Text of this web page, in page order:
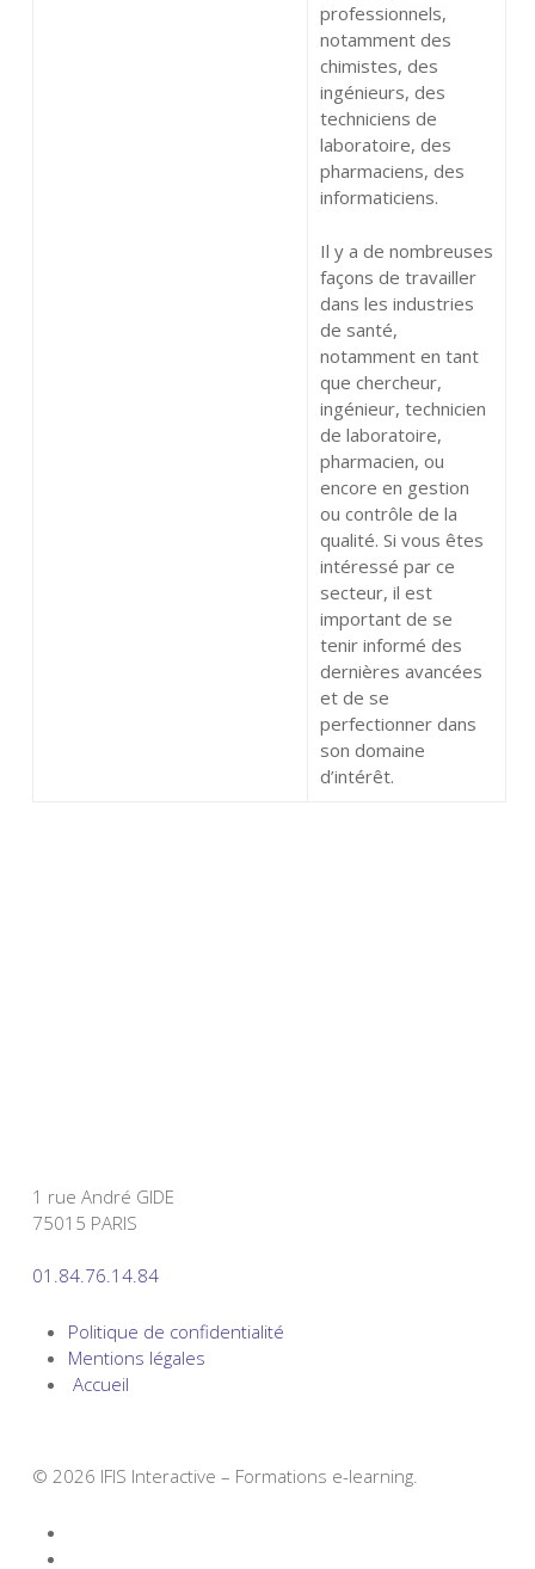
professionnels,
notamment des
chimistes, des
ingénieurs, des
techniciens de
laboratoire, des
pharmaciens, des
informaticiens.
Il y a de nombreuses
façons de travailler
dans les industries
de santé,
notamment en tant
que chercheur,
ingénieur, technicien
de laboratoire,
pharmacien, ou
encore en gestion
ou contrôle de la
qualité. Si vous êtes
intéressé par ce
secteur, il est
important de se
tenir informé des
dernières avancées
et de se
perfectionner dans
son domaine
d’intérêt.
1 rue André GIDE
75015 PARIS
01.84.76.14.84
Politique de confidentialité
Mentions légales
Accueil
© 2026 IFIS Interactive – Formations e-learning.